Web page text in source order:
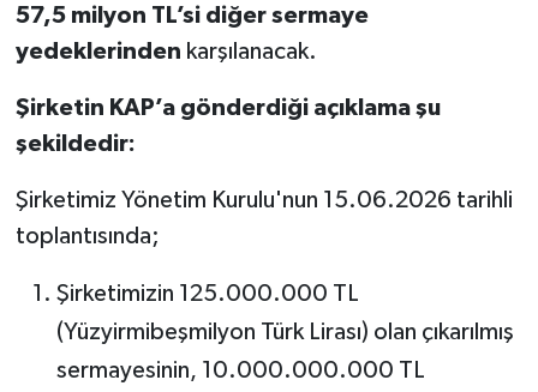
57,5 milyon TL’si diğer sermaye
yedeklerinden karşılanacak.
Şirketin KAP’a gönderdiği açıklama şu
şekildedir:
Şirketimiz Yönetim Kurulu'nun 15.06.2026 tarihli
toplantısında;
Şirketimizin 125.000.000 TL
(Yüzyirmibeşmilyon Türk Lirası) olan çıkarılmış
sermayesinin, 10.000.000.000 TL